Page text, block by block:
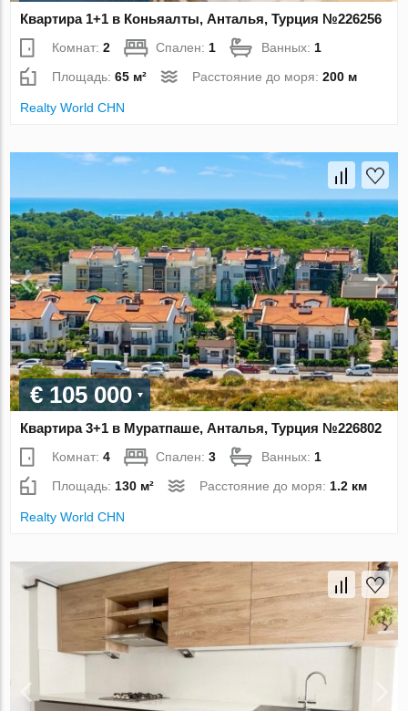
Квартира 1+1 в Коньяалты, Анталья, Турция №226256
Комнат:2 Спален: 1 Ванных: 1
Площадь:65 м² Расстояние до моря:200 м
Realty World CHN
€ 105 000
Квартира 3+1 в Муратпаше, Анталья, Турция №226802
Комнат:4 Спален:3 Ванных: 1
Площадь: 130 м² Расстояние до моря: 1.2 км
Realty World CHN